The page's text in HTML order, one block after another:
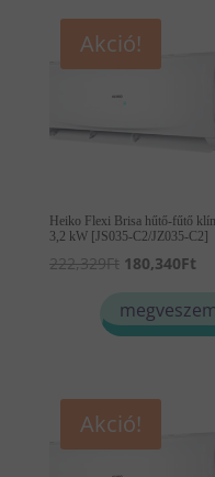
Akció!
Heiko Flexi Brisa hűtő-fűtő
3,2 kW [JS035-C2/JZ035-C2]
222,329Ft Original
was:
222,329Ft.
180,340Ft
is:
Akció!